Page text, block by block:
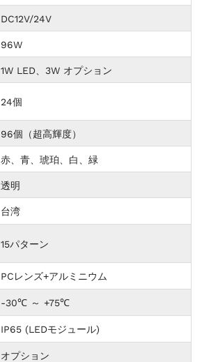
DC12V/24V
96W
1W LED、3W オプション
24個
96個（超高輝度）
赤、青、琥珀、白、緑
透明
台湾
15パターン
PCレンズ+アルミニウム
-30℃ ～ +75℃
IP65 (LEDモジュール)
オプション